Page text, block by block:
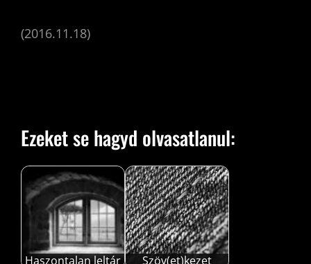
(2016.11.18)
Ezeket se hagyd olvasatlanul:
Haszontalan leltár Szöv(et)kezet